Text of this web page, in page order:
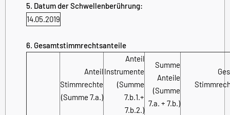
5. Datum der Schwellenberührung:
14.05.2019
6. Gesamtstimmrechtsanteile
Anteil
Stimmrechte
(Summe 7.a.)
Anteil
Instrumente
(Summe
7.b.1.+
7.b.2.)
Summe
Anteile
(Summe
7.a. + 7.b.)